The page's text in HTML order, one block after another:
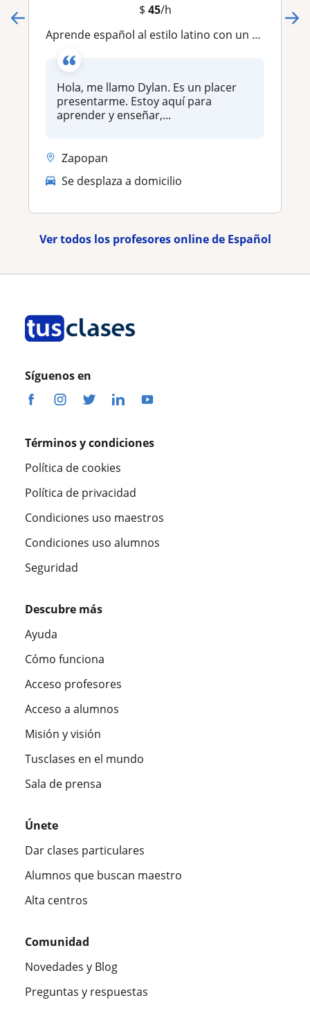
$ 45/h
Aprende español al estilo latino con un mexicano como guia - Learn Spanish in the Latin style with a Mexican has your as guide
Hola, me llamo Dylan. Es un placer
presentarme. Estoy aquí para
aprender y enseñar,...
Zapopan
Se desplaza a domicilio
Ver todos los profesores online de Español
Síguenos en
Términos y condiciones
Política de cookies
Política de privacidad
Condiciones uso maestros
Condiciones uso alumnos
Seguridad
Descubre más
Ayuda
Cómo funciona
Acceso profesores
Acceso a alumnos
Misión y visión
Tusclases en el mundo
Sala de prensa
Únete
Dar clases particulares
Alumnos que buscan maestro
Alta centros
Comunidad
Novedades y Blog
Preguntas y respuestas